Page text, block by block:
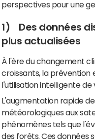
perspectives pour une
1) Des données
plus actualisées
À l'ère du changement
croissants, la prévention
l'utilisation intelligente
L'augmentation rapide
météorologiques aux
phénomènes tels que
des forêts. Ces données